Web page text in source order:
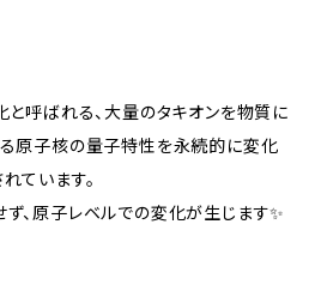
と呼ばれる、大量のタキオンを物質に
原子核の量子特性を永続的に変化
ています。
、原子レベルでの変化が生じます✨